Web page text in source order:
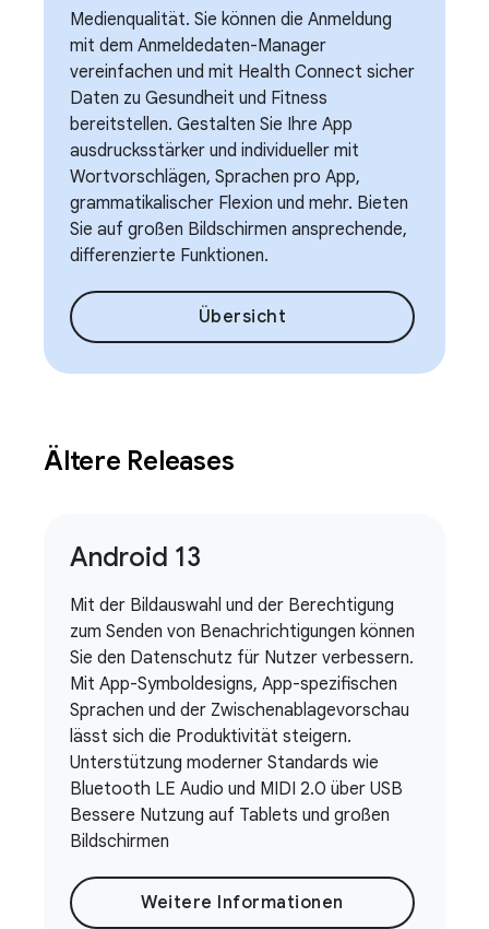
Medienqualität. Sie können die Anmeldung
mit dem Anmeldedaten-Manager
vereinfachen und mit Health Connect sicher
Daten zu Gesundheit und Fitness
bereitstellen. Gestalten Sie Ihre App
ausdrucksstärker und individueller mit
Wortvorschlägen, Sprachen pro App,
grammatikalischer Flexion und mehr. Bieten
Sie auf großen Bildschirmen ansprechende,
differenzierte Funktionen.
Übersicht
Ältere Releases
Android 13
Mit der Bildauswahl und der Berechtigung
zum Senden von Benachrichtigungen können
Sie den Datenschutz für Nutzer verbessern.
Mit App-Symboldesigns, App-spezifischen
Sprachen und der Zwischenablagevorschau
lässt sich die Produktivität steigern.
Unterstützung moderner Standards wie
Bluetooth LE Audio und MIDI 2.0 über USB
Bessere Nutzung auf Tablets und großen
Bildschirmen
Weitere Informationen